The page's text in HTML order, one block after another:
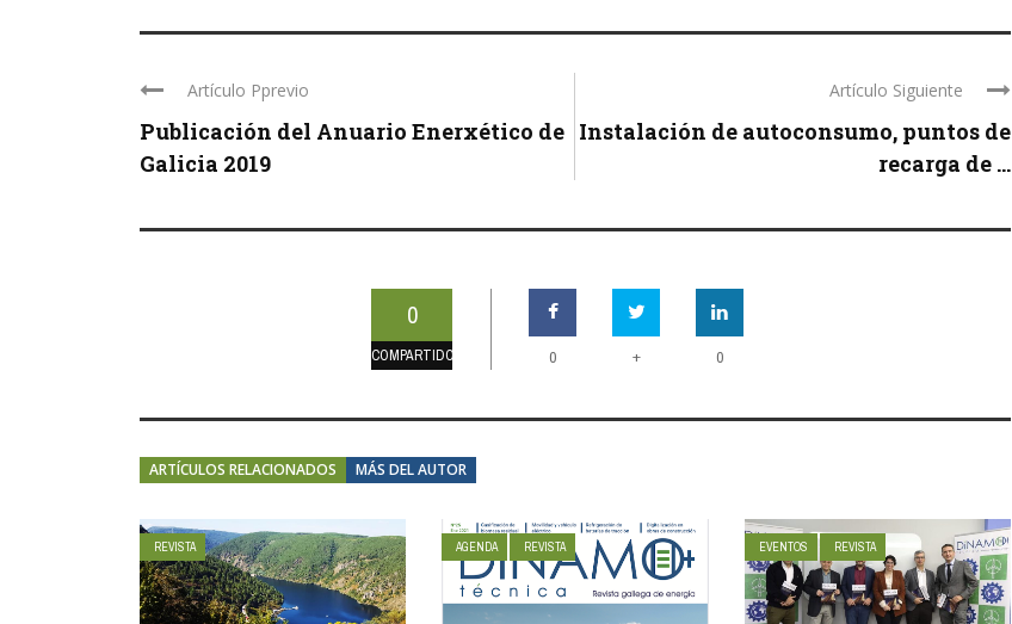
Artículo Pprevio
Publicación del Anuario Enerxético de
Galicia 2019
Artículo Siguiente
Instalación de autoconsumo, puntos de
recarga de ...
0
COMPARTIDOS 0 + 0
ARTÍCULOS RELACIONADOS MÁS DEL AUTOR
REVISTA AGENDA REVISTA EVENTOS REVISTA